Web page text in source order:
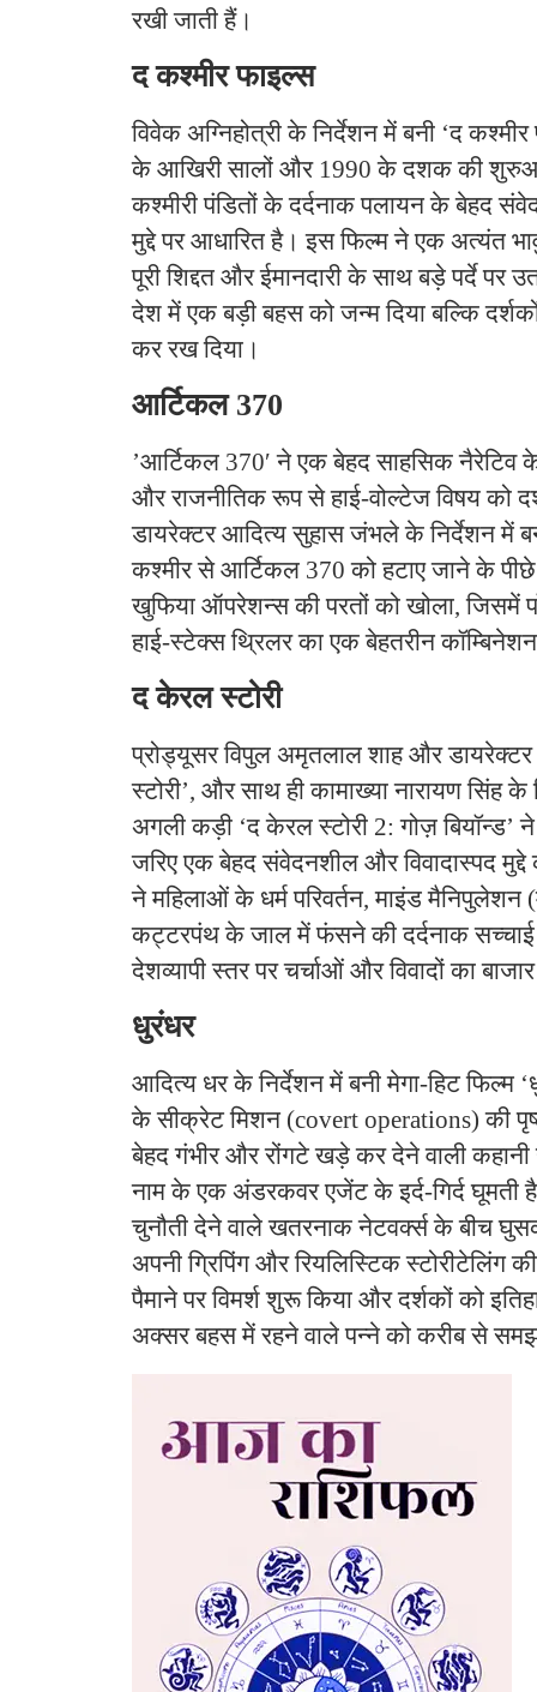
रखी जाती हैं।
​द कश्मीर फाइल्स
​विवेक अग्निहोत्री के निर्देशन में बनी ‘द
के आखिरी सालों और 1990 के दशक की
कश्मीरी पंडितों के दर्दनाक पलायन के बेहद
मुद्दे पर आधारित है। इस फिल्म ने एक अत्यंत
पूरी शिद्दत और ईमानदारी के साथ बड़े पर्दे पर
देश में एक बड़ी बहस को जन्म दिया बल्कि
कर रख दिया।
​आर्टिकल 370
​’आर्टिकल 370′ ने एक बेहद साहसिक
और राजनीतिक रूप से हाई-वोल्टेज विषय को
डायरेक्टर आदित्य सुहास जंभले के निर्देशन में
कश्मीर से आर्टिकल 370 को हटाए जाने के
खुफिया ऑपरेशन्स की परतों को खोला, जिसमें
हाई-स्टेक्स थ्रिलर का एक बेहतरीन
​द केरल स्टोरी
​प्रोड्यूसर विपुल अमृतलाल शाह और
स्टोरी’, और साथ ही कामाख्या नारायण सिंह
अगली कड़ी ‘द केरल स्टोरी 2: गोज़
जरिए एक बेहद संवेदनशील और विवादास्पद मुद्दे
ने महिलाओं के धर्म परिवर्तन, माइंड
कट्टरपंथ के जाल में फंसने की दर्दनाक सच्चाई
देशव्यापी स्तर पर चर्चाओं और विवादों का
​धुरंधर
​आदित्य धर के निर्देशन में बनी मेगा-हिट
के सीक्रेट मिशन (covert operations) की
बेहद गंभीर और रोंगटे खड़े कर देने वाली कहानी
नाम के एक अंडरकवर एजेंट के इर्द-गिर्द घूमती है,
चुनौती देने वाले खतरनाक नेटवर्क्स के बीच
अपनी ग्रिपिंग और रियलिस्टिक स्टोरीटेलिंग
पैमाने पर विमर्श शुरू किया और दर्शकों को
अक्सर बहस में रहने वाले पन्ने को करीब से